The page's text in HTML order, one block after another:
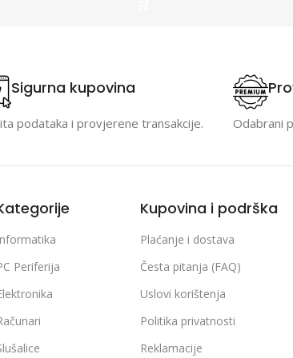
Sigurna kupovina
podataka i provjerene transakcije. Odabrani
Periferija
Kupovina i podrška
Plaćanje i dostava
Česta pitanja (FAQ)
Uslovi korištenja
Politika privatnosti
Reklamacije